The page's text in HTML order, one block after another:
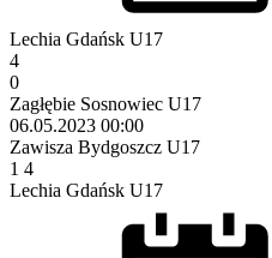
Lechia Gdańsk U17
4
0
Zagłębie Sosnowiec U17
06.05.2023 00:00
Zawisza Bydgoszcz U17
1 4
Lechia Gdańsk U17